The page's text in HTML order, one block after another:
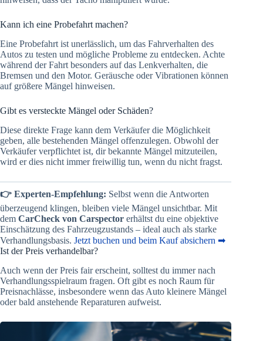
Kann ich eine Probefahrt machen?
Eine Probefahrt ist unerlässlich, um das Fahrverhalten des
Autos zu testen und mögliche Probleme zu entdecken. Achte
während der Fahrt besonders auf das Lenkverhalten, die
Bremsen und den Motor. Geräusche oder Vibrationen können
auf größere Mängel hinweisen​​.
Gibt es versteckte Mängel oder Schäden?
Diese direkte Frage kann dem Verkäufer die Möglichkeit
geben, alle bestehenden Mängel offenzulegen. Obwohl der
Verkäufer verpflichtet ist, dir bekannte Mängel mitzuteilen,
wird er dies nicht immer freiwillig tun, wenn du nicht fragst.
👉 Experten-Empfehlung: Selbst wenn die Antworten
überzeugend klingen, bleiben viele Mängel unsichtbar. Mit
dem CarCheck von Carspector erhältst du eine objektive
Einschätzung des Fahrzeugzustands – ideal auch als starke
Verhandlungsbasis. Jetzt buchen und beim Kauf absichern ➡
Ist der Preis verhandelbar?
Auch wenn der Preis fair erscheint, solltest du immer nach
Verhandlungsspielraum fragen. Oft gibt es noch Raum für
Preisnachlässe, insbesondere wenn das Auto kleinere Mängel
oder bald anstehende Reparaturen aufweist.